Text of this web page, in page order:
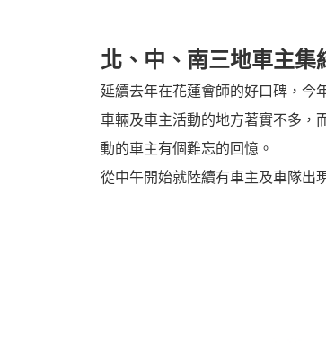
車
北、中、南三地車主集
延續去年在花蓮會師的好口碑，今
車輛及車主活動的地方著實不多，
動的車主有個難忘的回憶。
從中午開始就陸續有車主及車隊出